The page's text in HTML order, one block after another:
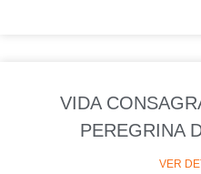
VIDA
PEREGRINA
VER